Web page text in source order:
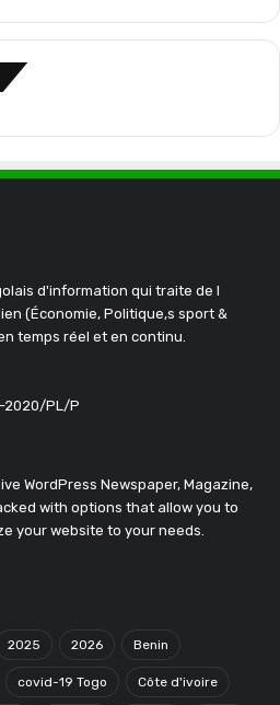
d'information qui traite de l
(Économie, Politique,s sport &
temps réel et en continu.
2020/PL/P
WordPress Newspaper, Magazine,
with options that allow you to
your website to your needs.
2025 2026 Benin
covid-19 Togo Côte d'ivoire